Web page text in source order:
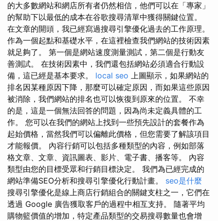
的大多數網站和網店所有者仍然相信，他們可以在「專家」
的幫助下以最低的成本在谷歌搜尋清單中獲得關鍵位置。
在文章的開頭，我已經寫過搜尋引擎優化過去的工作原理。
作為一個起點和基礎水平，在這裡檢查我們網站的技術因素
就足夠了。 第一個是網站速度測量測試，第二個是行動友
善測試。 在技​​術因素中，我們還包括網站必須適合行動設
備，這已經是基本要求。 local seo 上圖顯示，如果網站的
排名因某種原因下降，那麼可以確定原因，而如果這些原因
被消除，我們網站的排名也可以恢復到原來的位置。 不幸
的是，這是一個無法回答的問題，因為尚未定義具體的工
作。 您可以在我們的網站上找到一些預先設計的套餐作為
起始價格，當然我們可以偏離此價格，但您需要了解該項目
才能報價。 內容行銷可以包括多種類型的內容，例如部落
格文章、文章、資訊圖表、影片、電子書、播客等。 內容
類型由您的目標受眾和行銷目標決定。 我們為已經完成的
網站準備SEO分析和搜尋引擎優化行動計畫。 seo是什麼
搜尋引擎優化是線上商店行銷組合的關鍵支柱之一，它們在
透過 Google 廣告獲取客戶的過程中相互支持。 隨著平均
購物籃價值的增加，特定產品類型的交易搜尋數量也會增